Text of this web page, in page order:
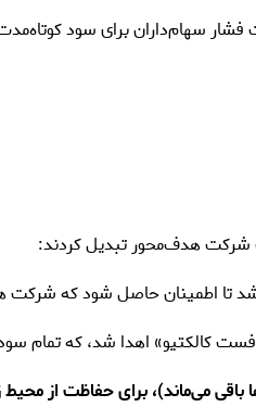
سهام‌داران برای سود کوتاه‌مدت
شرکت هدف‌محور تبدیل کردند:
باقی می‌ماند)، برای حفاظت از